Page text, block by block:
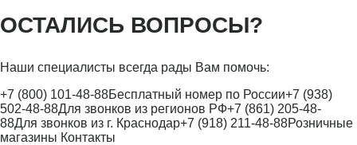
ОСТАЛИСЬ ВОПРОСЫ?
Наши специалисты всегда рады Вам помочь:
+7 (800) 101-48-88Бесплатный номер по России+7 (938)
502-48-88Для звонков из регионов РФ+7 (861) 205-48-
88Для звонков из г. Краснодар+7 (918) 211-48-88Розничные
магазины Контакты